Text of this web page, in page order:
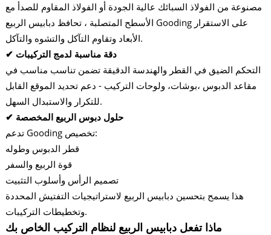
مصنوعة من الفولاذ السبائك عالية الجودة أو الفولاذ المقاوم للصدأ مع
الأسطح المتصلبة ، تحافظ دبابيس الربيع Gooding على الاستقرار
الأبعاد وتقاوم التآكل والتشوه والتآكل.
✔ دقة مناسبة لدمج التركيبات
التحكم الضيق في القطر والهندسة الدقيقة تضمن تناسب مناسب في
مقاعد الدبوس ،بوشات، ولوحات التركيب - دعم تحديد الموقع القابل
للتكرار والاستبدال السهل.
✔ حلول دبوس الربيع المخصصة
تدعم Gooding تخصيص:
قطر الدبوس وطوله
قوة الربيع والسفر
تصميم الرأس وأسلوب التثبيت
هذا يسمح بتحسين دبابيس الربيع لاستراتيجيات التفتيش المحددة
وتخطيطات التركيبات.
ماذا تفعل دبابيس الربيع لنظام التركيب الخاص بك